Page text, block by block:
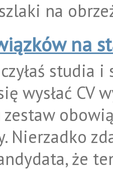
na
studia
wysłać CV
Nierzadko
że